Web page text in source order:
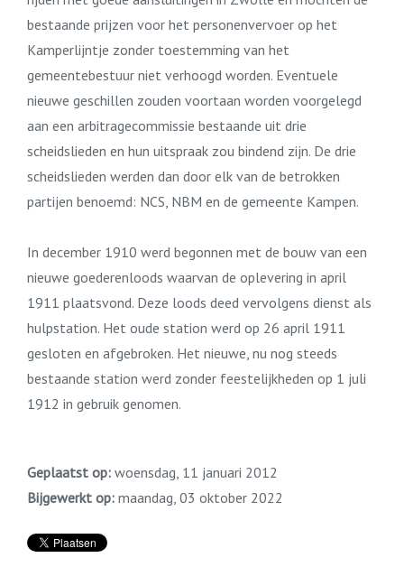
bestaande prijzen voor het personenvervoer op het
Kamperlijntje zonder toestemming van het
gemeentebestuur niet verhoogd worden. Eventuele
nieuwe geschillen zouden voortaan worden voorgelegd
aan een arbitragecommissie bestaande uit drie
scheidslieden en hun uitspraak zou bindend zijn. De drie
scheidslieden werden dan door elk van de betrokken
partijen benoemd: NCS, NBM en de gemeente Kampen.
In december 1910 werd begonnen met de bouw van een
nieuwe goederenloods waarvan de oplevering in april
1911 plaatsvond. Deze loods deed vervolgens dienst als
hulpstation. Het oude station werd op 26 april 1911
gesloten en afgebroken. Het nieuwe, nu nog steeds
bestaande station werd zonder feestelijkheden op 1 juli
1912 in gebruik genomen.
Geplaatst op: woensdag, 11 januari 2012
Bijgewerkt op: maandag, 03 oktober 2022